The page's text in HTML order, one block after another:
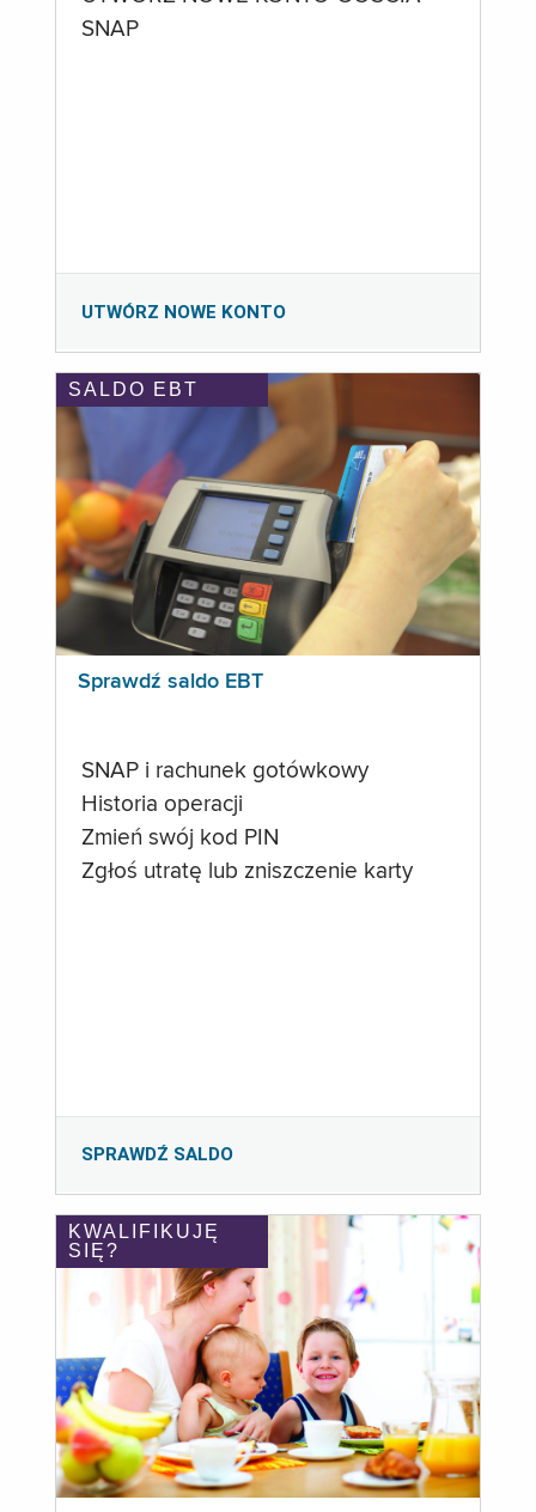
SNAP
UTWÓRZ NOWE KONTO
SALDO EBT
Sprawdź saldo EBT
SNAP i rachunek gotówkowy
Historia operacji
Zmień swój kod PIN
Zgłoś utratę lub zniszczenie karty
SPRAWDŹ SALDO
KWALIFIKUJĘ
SIĘ?